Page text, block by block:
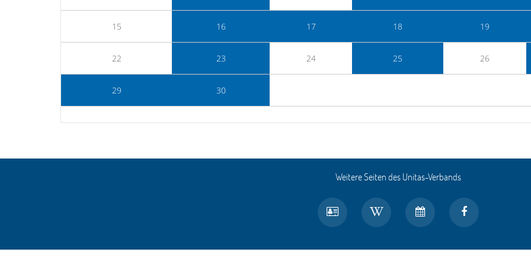
15 16 17 18 19
22 23 24 25 26
29 30
Weitere Seiten des Unitas-Verbands